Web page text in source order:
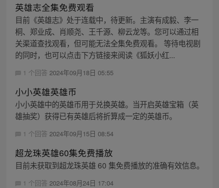
英雄志全集免费观看
目前《英雄志》处于连载中，待更新。主演有成毅、李一
桐、郑业成、肖顺尧、王千源、柳云龙等。您可以通过相
关渠道查找观看，但可能无法全集免费观看。 等待电视剧
的同时，也可以点击下方链接来阅读《狐妖小红...
1 个回答 2024年09月18日 05:55
小小英雄英雄币
小小英雄中的英雄币用于兑换英雄。当开启英雄宝箱（英
雄抽奖）获得已有英雄后将折算成一定的英雄币。
1 个回答 2024年09月15日 08:54
超龙珠英雄60集免费播放
目前未获取到超龙珠英雄 60 集免费播放的准确有效信息。
1 个回答 2024年08月24日 17:04